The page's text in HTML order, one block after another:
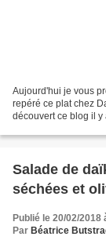
Aujourd'hui je vous
repéré ce plat chez
découvert ce blog il y
Salade de
séchées et
Publié le 20/02/2018
Par Béatrice